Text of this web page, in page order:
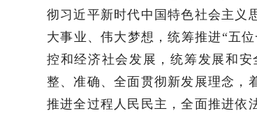
彻习近平新时代中国特色社会主义
大事业、伟大梦想，统筹推进“五
控和经济社会发展，统筹发展和
整、准确、全面贯彻新发展理念，
推进全过程人民民主，全面推进依